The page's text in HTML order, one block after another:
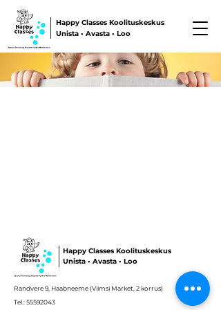
Happy Classes Koolituskeskus
Unista • Avasta • Loo
Happy Classes Koolituskeskus
Unista • Avasta • Loo
Randvere 9, Haabneeme (Viimsi Market, 2 korrus)
Tel.:55592043